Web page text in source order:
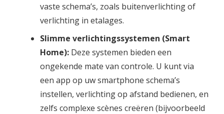
vaste schema’s, zoals buitenverlichting of
verlichting in etalages.
Slimme verlichtingssystemen (Smart
Home):Deze systemen bieden een
ongekende mate van controle. U kunt via
een app op uw smartphone schema’s
instellen, verlichting op afstand bedienen, en
zelfs complexe scènes creëren (bijvoorbeeld